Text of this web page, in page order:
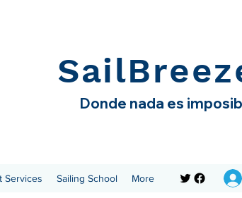
Donde nada es
Services Sailing School More